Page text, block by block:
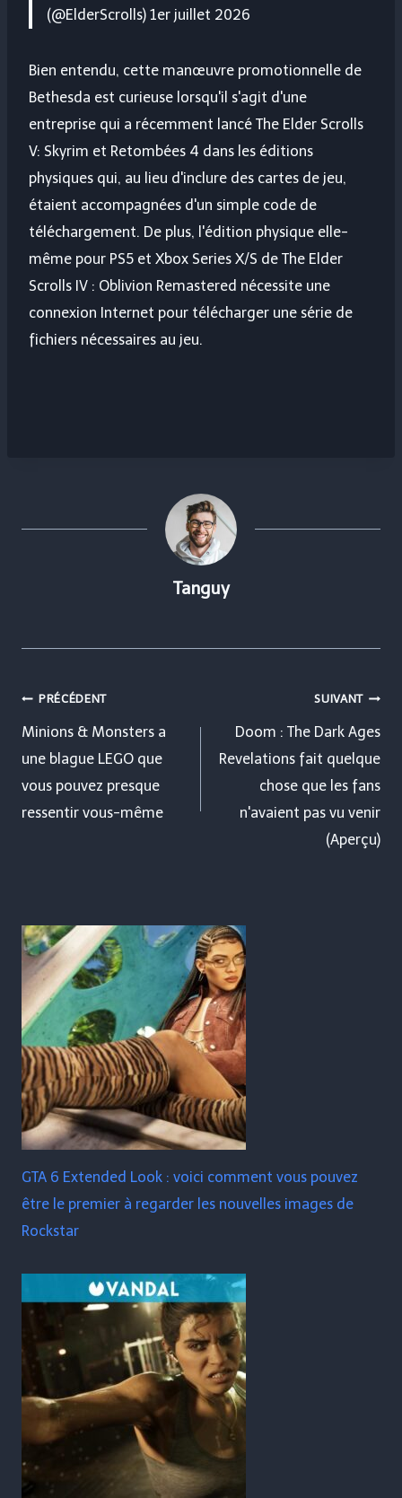
(@ElderScrolls) 1er juillet 2026
Bien entendu, cette manœuvre promotionnelle de
Bethesda est curieuse lorsqu'il s'agit d'une
entreprise qui a récemment lancé The Elder Scrolls
V: Skyrim et Retombées 4 dans les éditions
physiques qui, au lieu d'inclure des cartes de jeu,
étaient accompagnées d'un simple code de
téléchargement. De plus, l'édition physique elle-
même pour PS5 et Xbox Series X/S de The Elder
Scrolls IV : Oblivion Remastered nécessite une
connexion Internet pour télécharger une série de
fichiers nécessaires au jeu.
Tanguy
Navigation
de
l’article
PRÉCÉDENT
Minions & Monsters a
une blague LEGO que
vous pouvez presque
ressentir vous-même
SUIVANT
Doom : The Dark Ages
Revelations fait quelque
chose que les fans
n'avaient pas vu venir
(Aperçu)
GTA 6 Extended Look : voici comment vous pouvez
être le premier à regarder les nouvelles images de
Rockstar